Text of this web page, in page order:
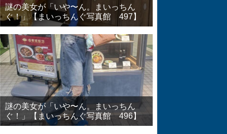
謎の美女が「いや〜ん。まいっちん
ぐ！」【まいっちんぐ写真館 497】
謎の美女が「いや〜ん。まいっちん
ぐ！」【まいっちんぐ写真館 496】